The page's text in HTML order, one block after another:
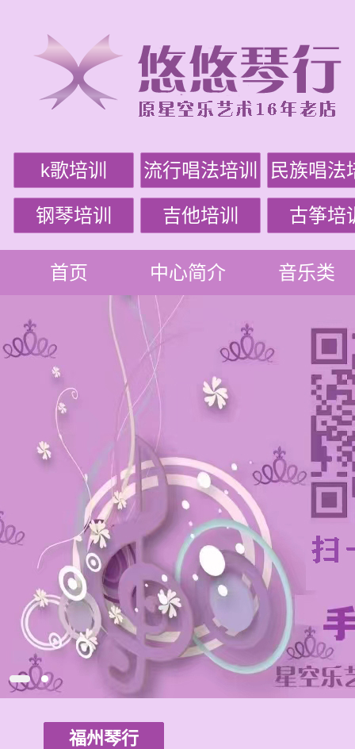
k歌培训 流行唱法培训 民族唱法
钢琴培训 吉他培训 古筝培
首页 中心简介 音乐类
福州琴行